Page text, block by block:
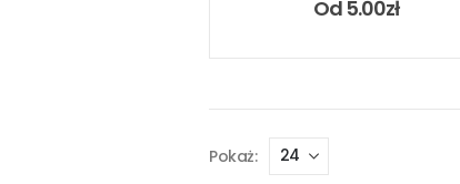
Od 5.00zł
Pokaż: